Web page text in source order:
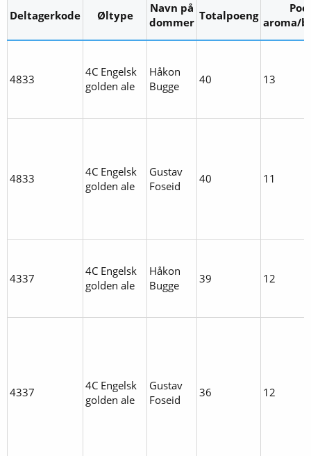
Deltagerkode Øltype
Navn på
dommer Totalpoeng aroma/
4833
4C Engelsk
golden ale
Håkon
Bugge
40 13
4833
4C Engelsk
golden ale
Gustav
Foseid
40 11
4337
4C Engelsk
golden ale
Håkon
Bugge
39 12
4337
4C Engelsk
golden ale
Gustav
Foseid
36 12